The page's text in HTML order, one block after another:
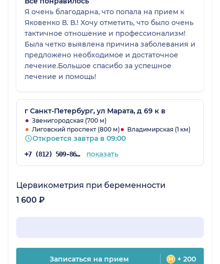
Я очень благодарна, что попала на прием к
Яковенко В. В.! Хочу отметить, что было очень
тактичное отношение и профессионализм!
Была четко выявлена причина заболевания и
предложено необходимое и достаточное
лечение.Большое спасибо за успешное
лечение и помощь!
г Санкт-Петербург, ул Марата, д 69 к в
Звенигородская (700 м)
Лиговский проспект (800 м)
Владимирская (1 км)
Откроется завтра в 09:00
+7 (812) 509-86-03 показать
Цервикометрия при беременности
1 600 ₽
Записаться на прием + 200